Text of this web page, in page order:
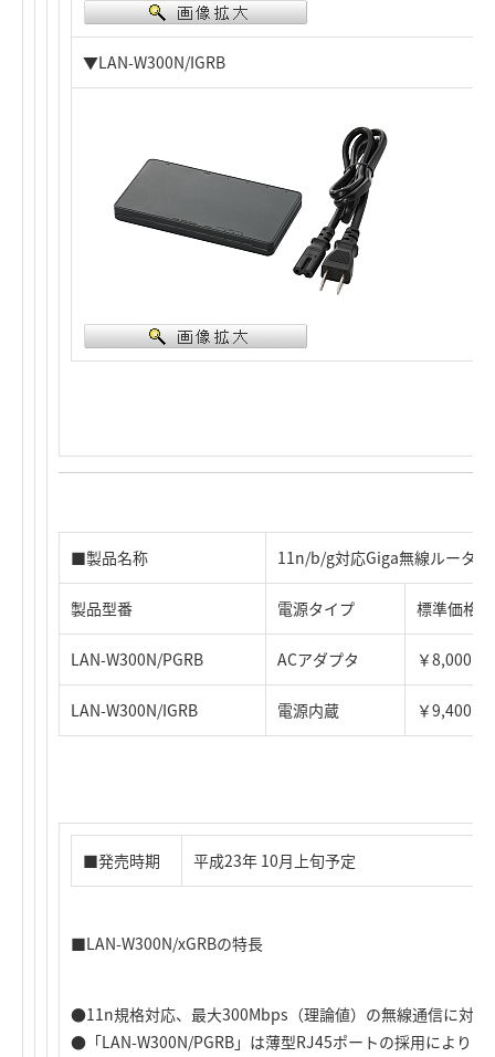
▼LAN-W300N/IGRB
■製品名称 11n/b/g対応Giga無線ルータ
製品型番 電源タイプ 標準価格
LAN-W300N/PGRB ACアダプタ ￥8,000（
LAN-W300N/IGRB 電源内蔵 ￥9,400（
■発売時期 平成23年 10月上旬予定
■LAN-W300N/xGRBの特長
●11n規格対応、最大300Mbps（理論値）の無線通信に対応
●「LAN-W300N/PGRB」は薄型RJ45ポートの採用により同